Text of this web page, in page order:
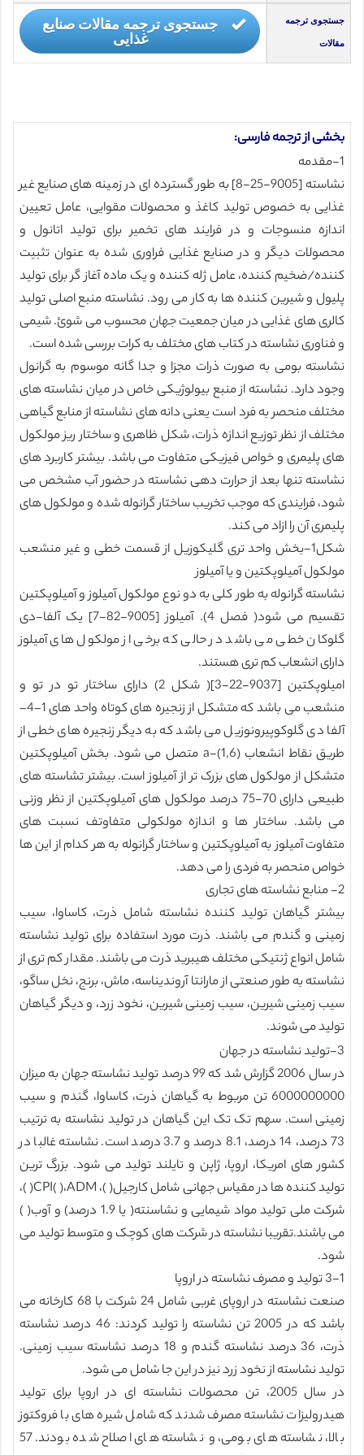
جستجوی ترجمه
مقالات
جستجوی ترجمه مقالات صنایع
غذایی
بخشی از ترجمه فارسی:
1-مقدمه
نشاسته [9005-25-8] به طور گسترده ای در زمینه های صنایع غیر
غذایی به خصوص تولید کاغذ و محصولات مقوایی، عامل تعیین
اندازه منسوجات و در فرایند های تخمیر برای تولید اتانول و
محصولات دیگر و در صنایع غذایی فراوری شده به عنوان تثبیت
کننده/ضخیم کننده، عامل ژله کننده و یک ماده آغاز گر برای تولید
پلیول و شیرین کننده ها به کار می رود. نشاسته منبع اصلی تولید
کالری های غذایی در میان جمعیت جهان محسوب می شوئ. شیمی
و فناوری نشاسته در کتاب های مختلف به کرات بررسی شده است.
نشاسته بومی به صورت ذرات مجزا و جدا گانه موسوم به گرانول
وجود دارد. نشاسته از منبع بیولوژیکی خاص در میان نشاسته های
مختلف منحصر به فرد است یعنی دانه های نشاسته از منابع گیاهی
مختلف از نظر توزیع اندازه ذرات، شکل ظاهری و ساختار ریز مولکول
های پلیمری و خواص فیزیکی متفاوت می باشد. بیشتر کاربرد های
نشاسته تنها بعد از حرارت دهی نشاسته در حضور آب مشخص می
شود، فرایندی که موجب تخریب ساختار گرانوله شده و مولکول های
پلیمری آن را ازاد می کند.
شکل1-بخش واحد تری گلیکوزیل از قسمت خطی و غیر منشعب
مولکول آمیلوپکتین و یا آمیلوز
نشاسته گرانوله به طور کلی به دو نوع مولکول آمیلوز و آمیلوپکتین
تقسیم می شود( فصل 4). آمیلوز [9005-82-7] یک آلفا-دی
گلوکان خطی می باشد در حالی که برخی از مولکول های آمیلوز
دارای انشعاب کم تری هستند.
امیلوپکتین [9037-22-3]( شکل 2) دارای ساختار تو در تو و
منشعب می باشد که متشکل از زنجیره های کوتاه واحد های 1-4-
آلفا دی گلوکوپیرونوزیل می باشد که به دیگر زنجیره های خطی از
طریق نقاط انشعاب a-(1,6) متصل می شود. بخش آمیلوپکتین
متشکل از مولکول های بزرک تر از آمیلوز است. بیشتر تشاسته های
طبیعی دارای 70-75 درصد مولکول های آمیلوپکتین از نظر وزنی
می باشد. ساختار ها و اندازه مولکولی متفاوتف نسبت های
متفاوت آمیلوز به آمیلوپکتین و ساختار گرانوله به هر کدام از این ها
خواص منحصر به فردی را می دهد.
2- منابع نشاسته های تجاری
بیشتر گیاهان تولید کننده نشاسته شامل ذرت، کاساوا، سیب
زمینی و گندم می باشند. ذرت مورد استفاده برای تولید نشاسته
شامل انواع ژنتیکی مختلف هیبرید ذرت می باشند. مقدار کم تری از
نشاسته به طور صنعتی از مارانتا آروندیناسه، ماش، برنج، نخل ساگو،
سیب زمینی شیرین، سیب زمینی شیرین، نخود زرد، و دیگر گیاهان
تولید می شوند.
3-تولید نشاسته در جهان
در سال 2006 گزارش شد که 99 درصد تولید نشاسته جهان به میزان
6000000000 تن مربوط به گیاهان ذرت، کاساوا، گندم و سیب
زمینی است. سهم تک تک این گیاهان در تولید نشاسته به ترتیب
73 درصد، 14 درصد، 8.1 درصد و 3.7 درصد است. نشاسته غالبا در
کشور های امریکا، اروپا، ژاپن و تایلند تولید می شود. بزرگ ترین
تولید کننده ها در مقیاس جهانی شامل کارجیل( )، CPI( )،ADM( )،
شرکت ملی تولید مواد شیمایی و نشاسنته( یا 1.9 درصد) و آوب( )
می باشند.تقریبا نشاسته در شرکت های کوچک و متوسط تولید می
شود.
3-1 تولید و مصرف نشاسته در اروپا
صنعت نشاسته در اروپای غربی شامل 24 شرکت با 68 کارخانه می
باشد که در 2005 تن نشاسته را تولید کردند: 46 درصد نشاسته
ذرت، 36 درصد نشاسته گندم و 18 درصد نشاسته سیب زمینی.
تولید نشاسته از نخود زرد نیز در این جا شامل می شود.
در سال 2005، تن محصولات نشاسته ای در اروپا برای تولید
هیدرولیزات نشاسته مصرف شدند که شامل شیره های با فروکتوز
بالا، نشاسته های بومی، و نشاسته های اصلاح شده بودند. 57